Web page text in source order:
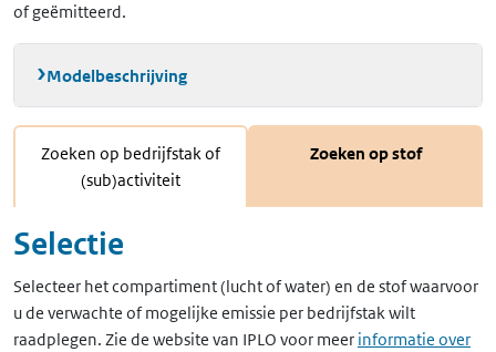
of geëmitteerd.
Modelbeschrijving
Zoeken op bedrijfstak of
(sub)activiteit
Zoeken op stof
Selectie
Selecteer het compartiment (lucht of water) en de stof waarvoor
u de verwachte of mogelijke emissie per bedrijfstak wilt
raadplegen. Zie de website van IPLO voor meer informatie over